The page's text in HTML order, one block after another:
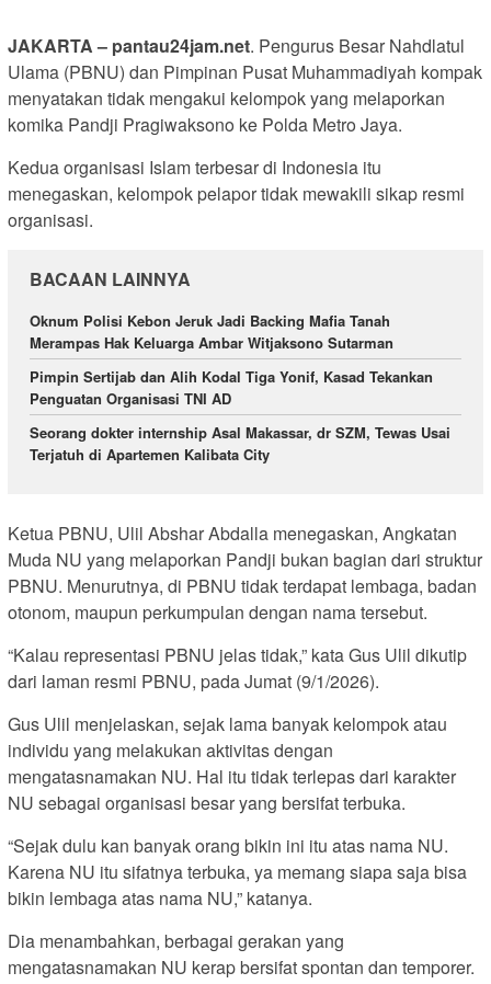
JAKARTA – pantau24jam.net. Pengurus Besar Nahdlatul
Ulama (PBNU) dan Pimpinan Pusat Muhammadiyah kompak
menyatakan tidak mengakui kelompok yang melaporkan
komika Pandji Pragiwaksono ke Polda Metro Jaya.
Kedua organisasi Islam terbesar di Indonesia itu
menegaskan, kelompok pelapor tidak mewakili sikap resmi
organisasi.
BACAAN LAINNYA
Oknum Polisi Kebon Jeruk Jadi Backing Mafia Tanah
Merampas Hak Keluarga Ambar Witjaksono Sutarman
Pimpin Sertijab dan Alih Kodal Tiga Yonif, Kasad Tekankan
Penguatan Organisasi TNI AD
Seorang dokter internship Asal Makassar, dr SZM, Tewas Usai
Terjatuh di Apartemen Kalibata City
Ketua PBNU, Ulil Abshar Abdalla menegaskan, Angkatan
Muda NU yang melaporkan Pandji bukan bagian dari struktur
PBNU. Menurutnya, di PBNU tidak terdapat lembaga, badan
otonom, maupun perkumpulan dengan nama tersebut.
“Kalau representasi PBNU jelas tidak,” kata Gus Ulil dikutip
dari laman resmi PBNU, pada Jumat (9/1/2026).
Gus Ulil menjelaskan, sejak lama banyak kelompok atau
individu yang melakukan aktivitas dengan
mengatasnamakan NU. Hal itu tidak terlepas dari karakter
NU sebagai organisasi besar yang bersifat terbuka.
“Sejak dulu kan banyak orang bikin ini itu atas nama NU.
Karena NU itu sifatnya terbuka, ya memang siapa saja bisa
bikin lembaga atas nama NU,” katanya.
Dia menambahkan, berbagai gerakan yang
mengatasnamakan NU kerap bersifat spontan dan temporer.